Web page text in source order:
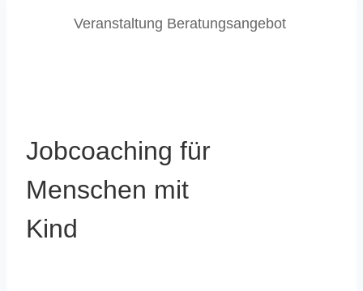
Veranstaltung Beratungsangebot
Jobcoaching für
Menschen mit
Kind